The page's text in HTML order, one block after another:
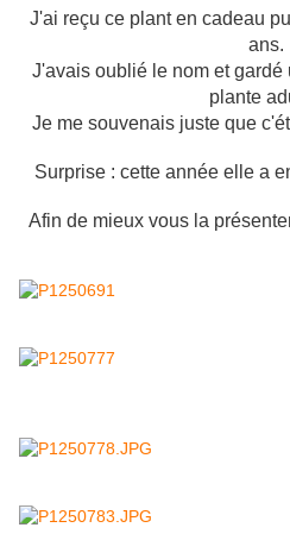
J'ai reçu ce plant en cadeau
ans.
J'avais oublié le nom et gardé
plante
Je me souvenais juste que
Surprise : cette année elle a
Afin de mieux vous la